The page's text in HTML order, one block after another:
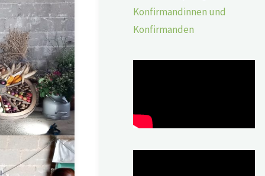
Konfirmandinnen und
Konfirmanden